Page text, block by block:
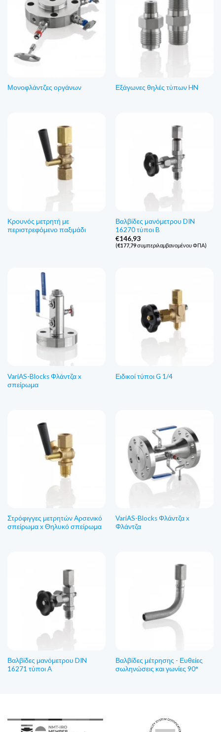
Μονοφλάντζες οργάνων Εξάγωνες θηλές τύπων HN
Κρουνός μετρητή με
περιστρεφόμενο παξιμάδι
Βαλβίδες μανόμετρου DIN
16270 τύποι B
€146,93
(€177,79συμπεριλαμβανομένου ΦΠΑ)
VariAS-Blocks Φλάντζα x
σπείρωμα
Ειδικοί τύποι G 1/4
Στρόφιγγες μετρητών Αρσενικό
σπείρωμα x Θηλυκό σπείρωμα
VariAS-Blocks Φλάντζα x
Φλάντζα
Βαλβίδες μανόμετρου DIN
16271 τύποι A
Βαλβίδες μέτρησης - Ευθείες
σωληνώσεις και γωνίες 90°